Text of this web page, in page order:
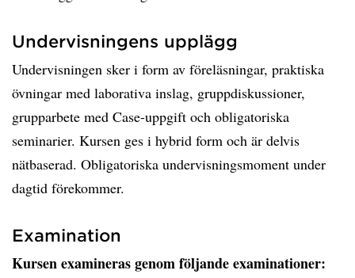
Undervisningens upplägg
Undervisningen sker i form av föreläsningar, praktiska
övningar med laborativa inslag, gruppdiskussioner,
grupparbete med Case-uppgift och obligatoriska
seminarier. Kursen ges i hybrid form och är delvis
nätbaserad. Obligatoriska undervisningsmoment under
dagtid förekommer.
Examination
Kursen examineras genom följande examinationer: